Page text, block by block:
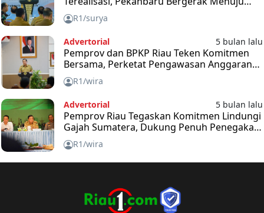
Kota Maju dan Berkelanjutan
R1/surya
Advertorial 5 bulan lalu
Pemprov dan BPKP Riau Teken Komitmen
Bersama, Perketat Pengawasan Anggaran
2026R1/wira
Advertorial 5 bulan lalu
Pemprov Riau Tegaskan Komitmen Lindungi
Gajah Sumatera, Dukung Penuh Penegakan
Hukum
R1/wira